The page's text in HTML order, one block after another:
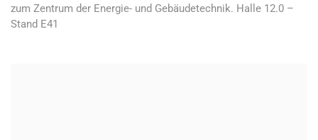
zum Zentrum der Energie- und Gebäudetechnik. Halle 12.0 –
Stand E41